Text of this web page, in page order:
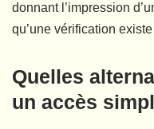
donnant l’impression
qu’une vérification
Quelles
un accès